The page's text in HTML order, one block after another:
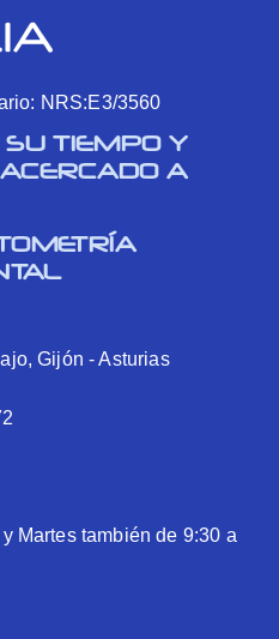
NRS:E3/3560
SU TIEMPO Y
A
Gijón - Asturias
Martes también de 9:30 a